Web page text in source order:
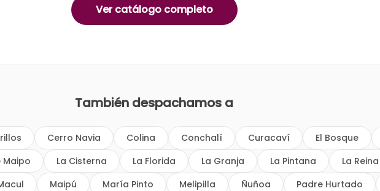
Ver catálogo completo
También despachamos a
Cerro Navia Colina Conchalí Curacaví El Bosque
Maipo La Cisterna La Florida La Granja La Pintana La Reina
Maipú María Pinto Melipilla Ñuñoa Padre Hurtado